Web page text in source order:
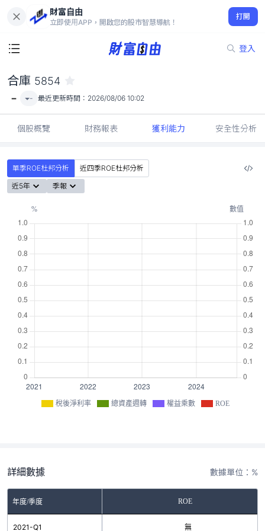
財富自由
立即使用APP，開啟您的股市智慧導航！
打開
登入
-
合庫 5854
- - 最近更新時間： 2026/08/06 10:02
個股概覽 財務報表 獲利能力 安全性分析
單季ROE杜邦分析
近四季ROE杜邦分析
近5年
季報
稅後淨利率 總資產週轉 權益乘數 ROE
詳細數據 數據單位：%
年度/季度 ROE
2021-Q1 無